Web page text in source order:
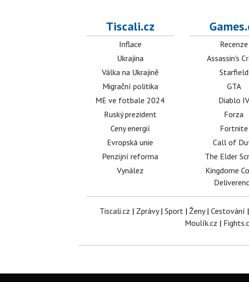
Tiscali.cz
Inflace
Ukrajina
Válka na Ukrajině
Migrační politika
ME ve fotbale 2024
Ruský prezident
Ceny energií
Evropská unie
Penzijní reforma
Vynález
Recenze
Assassin's
Starfield
GTA
Diablo IV
Forza
Fortnite
Call of
The Elder
Kingdome
Tiscali.cz | Zprávy| Sport| Ženy| Cestování |
Moulík.cz |